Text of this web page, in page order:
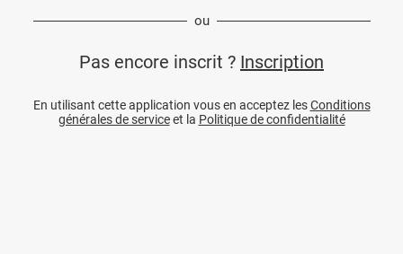
ou
Pas encore inscrit ? Inscription
En utilisant cette application vous en acceptez lesConditions
générales de serviceet la Politique de confidentialité